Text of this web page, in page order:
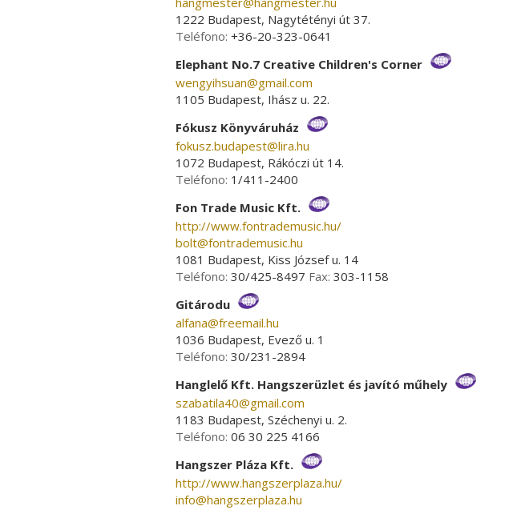
1222 Budapest, Nagytétényi út 37.
Teléfono: +36-20-323-0641
Elephant No.7 Creative Children's Corner
wengyihsuan­@­gmail.com
1105 Budapest, Ihász u. 22.
Fókusz Könyváruház
fokusz.budapest­@­lira.hu
1072 Budapest, Rákóczi út 14.
Teléfono: 1/411-2400
Fon Trade Music Kft.
http://www.fontrademusic.hu/
bolt­@­fontrademusic.hu
1081 Budapest, Kiss József u. 14
Teléfono: 30/425-8497 Fax: 303-1158
Gitárodu
alfana­@­freemail.hu
1036 Budapest, Evező u. 1
Teléfono: 30/231-2894
Hanglelő Kft. Hangszerüzlet és javító műhely
szabatila40­@­gmail.com
1183 Budapest, Széchenyi u. 2.
Teléfono: 06 30 225 4166
Hangszer Pláza Kft.
http://www.hangszerplaza.hu/
info­@­hangszerplaza.hu